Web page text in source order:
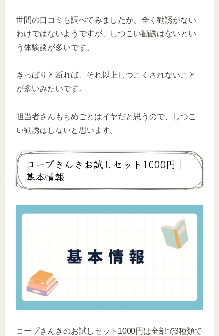
世間の口コミも調べてみましたが、全く勧誘がない
わけではないようですが、しつこい勧誘はないとい
う体験談が多いです。
きっぱりと断れば、それ以上しつこくされないこと
が多いみたいです。
担当者さんももめごとはイヤだと思うので、しつこ
い勧誘はしないと思います。
コープきんきお試しセット1000円｜
基本情報
コープきんきのお試しセット1000円は全部で3種類で